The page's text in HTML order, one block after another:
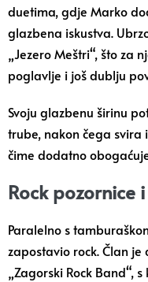
duetima, gdje Marko
glazbena iskustva.
„Jezero Meštri“, što
poglavlje i još dublju
Svoju glazbenu širinu
trube, nakon čega svira
čime dodatno
Rock pozornice
Paralelno s
zapostavio rock. Član
„Zagorski Rock